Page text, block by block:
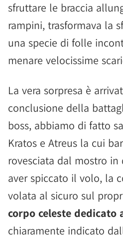
sfruttare le braccia
rampini, trasformava la
una specie di folle
menare velocissime
La vera sorpresa è
conclusione della
boss, abbiamo di fatto
Kratos e Atreus la cui
rovesciata dal mostro in
aver spiccato il volo, la
volata al sicuro sul
corpo celeste dedicato
chiaramente indicato